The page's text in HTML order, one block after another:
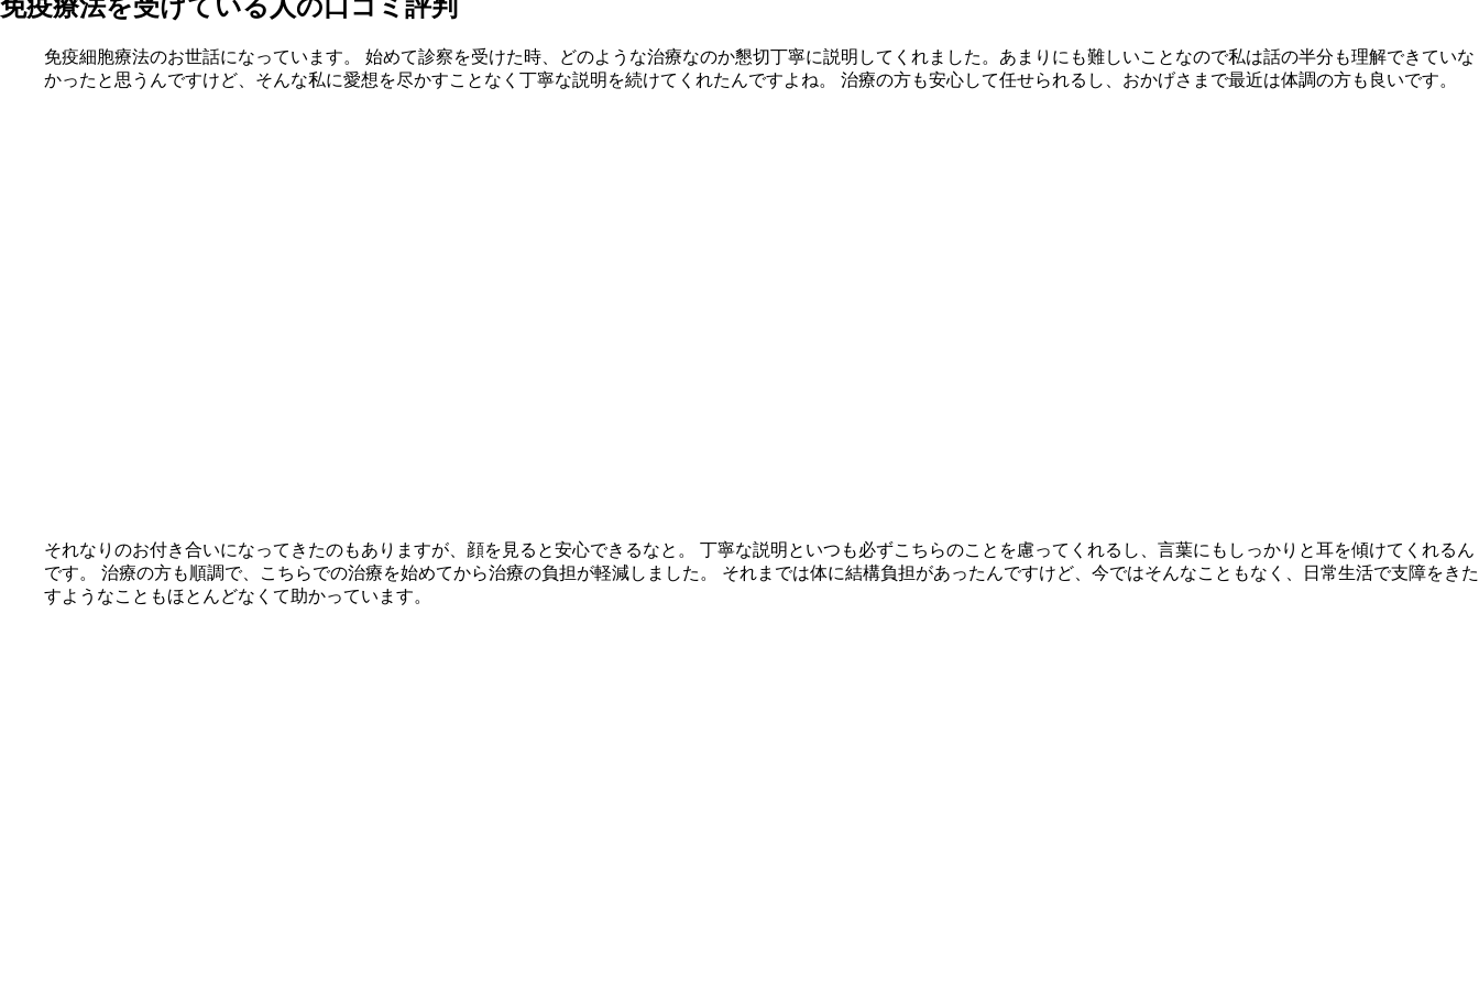
免疫療法を受けている人の口コミ評判
免疫細胞療法のお世話になっています。 始めて診察を受けた時、どのような治療なのか懇切丁寧に説明してくれました。あまりにも難しいことなので私は話の半分も理解できていな
かったと思うんですけど、そんな私に愛想を尽かすことなく丁寧な説明を続けてくれたんですよね。 治療の方も安心して任せられるし、おかげさまで最近は体調の方も良いです。
それなりのお付き合いになってきたのもありますが、顔を見ると安心できるなと。 丁寧な説明といつも必ずこちらのことを慮ってくれるし、言葉にもしっかりと耳を傾けてくれるん
です。 治療の方も順調で、こちらでの治療を始めてから治療の負担が軽減しました。 それまでは体に結構負担があったんですけど、今ではそんなこともなく、日常生活で支障をきた
すようなこともほとんどなくて助かっています。